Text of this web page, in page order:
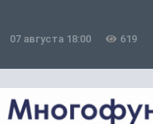
07 августа 18:00 619